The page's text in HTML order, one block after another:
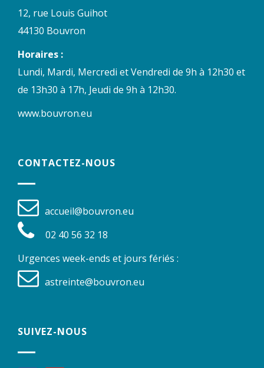
12, rue Louis Guihot
44130 Bouvron
Horaires :
Lundi, Mardi, Mercredi et Vendredi de 9h à 12h30 et
de 13h30 à 17h, Jeudi de 9h à 12h30.
www.bouvron.eu
CONTACTEZ-NOUS
accueil@bouvron.eu
02 40 56 32 18
Urgences week-ends et jours fériés :
astreinte@bouvron.eu
SUIVEZ-NOUS